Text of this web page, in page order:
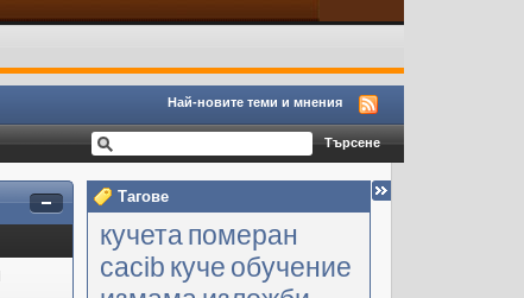
Най-новите теми и мнения
Тагове
кучетапомеран
cacib куче обучение